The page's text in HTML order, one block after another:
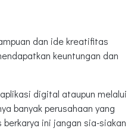
dan ide kreatifitas
keuntungan dan
digital ataupun melalui
banyak perusahaan yang
ini jangan sia-siakan